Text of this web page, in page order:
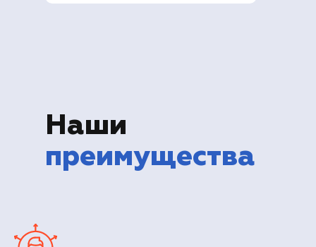
Наши
преимущества